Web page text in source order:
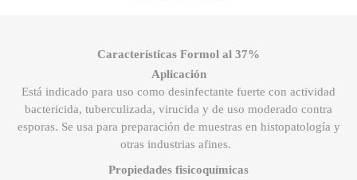
Características Formol al 37%
Aplicación
Está indicado para uso como desinfectante fuerte con actividad
bactericida, tuberculizada, virucida y de uso moderado contra
esporas. Se usa para preparación de muestras en histopatología y
otras industrias afines.
Propiedades fisicoquímicas